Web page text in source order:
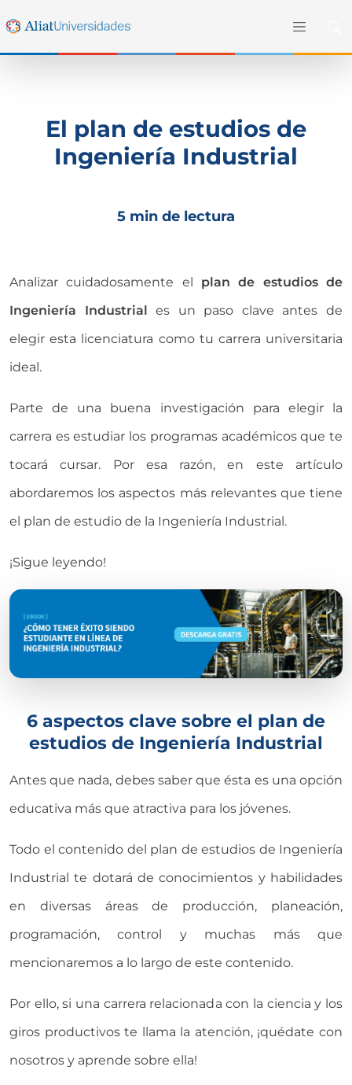
El plan de estudios de
Ingeniería Industrial
5 min de lectura
Analizar cuidadosamente el plan de estudios de
Ingeniería Industrial es un paso clave antes de
elegir esta licenciatura como tu carrera universitaria
ideal.
Parte de una buena investigación para elegir la
carrera es estudiar los programas académicos que te
tocará cursar. Por esa razón, en este artículo
abordaremos los aspectos más relevantes que tiene
el plan de estudio de la Ingeniería Industrial.
¡Sigue leyendo!
6 aspectos clave sobre el plan de
estudios de Ingeniería Industrial
Antes que nada, debes saber que ésta es una opción
educativa más que atractiva para los jóvenes.
Todo el contenido del plan de estudios de Ingeniería
Industrial te dotará de conocimientos y habilidades
en diversas áreas de producción, planeación,
programación, control y muchas más que
mencionaremos a lo largo de este contenido.
Por ello, si una carrera relacionada con la ciencia y los
giros productivos te llama la atención, ¡quédate con
nosotros y aprende sobre ella!